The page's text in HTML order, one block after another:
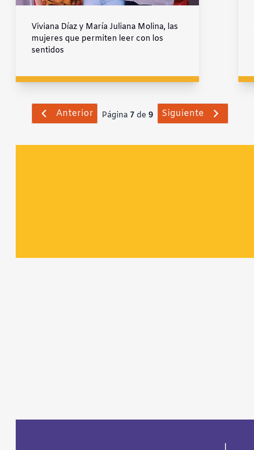
Viviana Díaz y María Juliana Molina, las
mujeres que permiten leer con los
sentidos
Anterior Página 7 de 9 Siguiente